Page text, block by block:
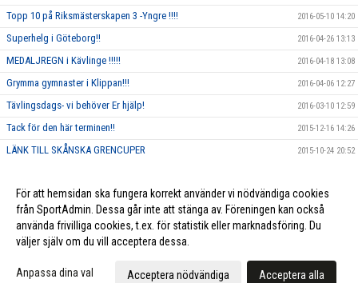
Topp 10 på Riksmästerskapen 3 -Yngre !!!! 2016-05-10 14:20
Superhelg i Göteborg!! 2016-04-26 13:13
MEDALJREGN i Kävlinge !!!!! 2016-04-18 13:08
Grymma gymnaster i Klippan!!! 2016-04-06 12:27
Tävlingsdags- vi behöver Er hjälp! 2016-03-10 12:59
Tack för den här terminen!! 2015-12-16 14:26
LÄNK TILL SKÅNSKA GRENCUPER 2015-10-24 20:52
Vi ska annordna en tävling, och behöver DIN hjälp!! 2015-09-10 13:26
För att hemsidan ska fungera korrekt använder vi nödvändiga cookies
från SportAdmin. Dessa går inte att stänga av. Föreningen kan också
använda frivilliga cookies, t.ex. för statistik eller marknadsföring. Du
väljer själv om du vill acceptera dessa.
Anpassa dina val Acceptera nödvändiga Acceptera alla